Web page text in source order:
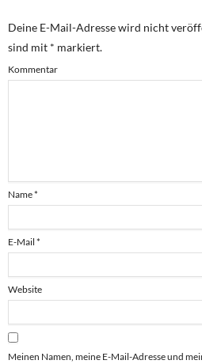
Deine E-Mail-Adresse wird nicht
sind mit * markiert.
Kommentar
Name*
E-Mail *
Website
Meinen Namen, meine E-Mail-Adresse und